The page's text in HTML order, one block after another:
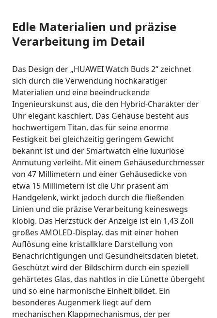
Edle Materialien und präzise
Verarbeitung im Detail
Das Design der „HUAWEI Watch Buds 2“ zeichnet
sich durch die Verwendung hochkarätiger
Materialien und eine beeindruckende
Ingenieurskunst aus, die den Hybrid-Charakter der
Uhr elegant kaschiert. Das Gehäuse besteht aus
hochwertigem Titan, das für seine enorme
Festigkeit bei gleichzeitig geringem Gewicht
bekannt ist und der Smartwatch eine luxuriöse
Anmutung verleiht. Mit einem Gehäusedurchmesser
von 47 Millimetern und einer Gehäusedicke von
etwa 15 Millimetern ist die Uhr präsent am
Handgelenk, wirkt jedoch durch die fließenden
Linien und die präzise Verarbeitung keineswegs
klobig. Das Herzstück der Anzeige ist ein 1,43 Zoll
großes AMOLED-Display, das mit einer hohen
Auflösung eine kristallklare Darstellung von
Benachrichtigungen und Gesundheitsdaten bietet.
Geschützt wird der Bildschirm durch ein speziell
gehärtetes Glas, das nahtlos in die Lünette übergeht
und so eine harmonische Einheit bildet. Ein
besonderes Augenmerk liegt auf dem
mechanischen Klappmechanismus, der per